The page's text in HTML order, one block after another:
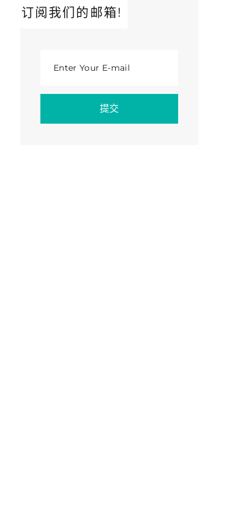
订阅我们的邮箱!
Enter Your E-mail
提交